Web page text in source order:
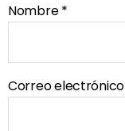
Nombre*
Correo electrónico